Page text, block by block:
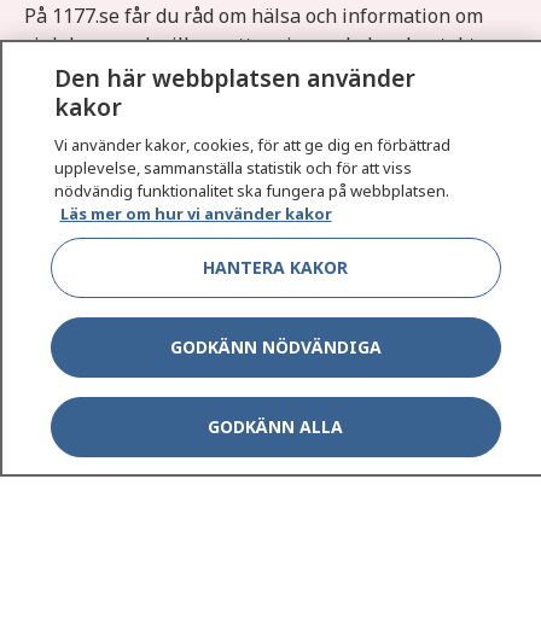
På 1177.se får du råd om hälsa och information om
sjukdomar och vilka mottagningar du kan kontakta.
Logga in för att läsa din journal och göra dina
vårdärenden. Ring telefonnummer 1177 för
1177 ger dig råd när du vill må bättre.
1177 på flera språk Show
Show
Kontakt Show
Den här webbplatsen använder
kakor
Vi använder kakor, cookies, för att ge dig en förbättrad
upplevelse, sammanställa statistik och för att viss
nödvändig funktionalitet ska fungera på webbplatsen.
Läs mer om hur vi använder kakor
HANTERA KAKOR
GODKÄNN NÖDVÄNDIGA
GODKÄNN ALLA